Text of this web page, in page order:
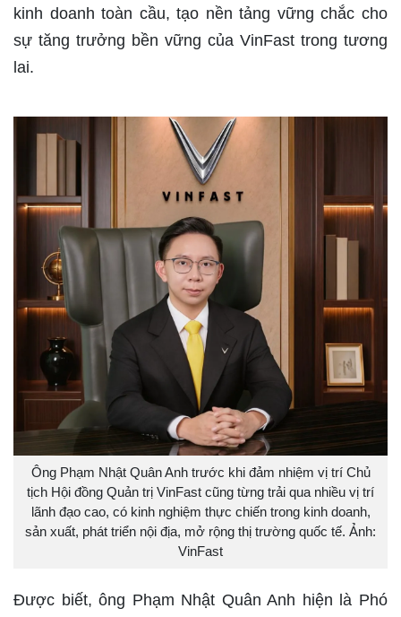
kinh doanh toàn cầu, tạo nền tảng vững chắc cho
sự tăng trưởng bền vững của VinFast trong tương
lai.
Ông Phạm Nhật Quân Anh trước khi đảm nhiệm vị trí Chủ
tịch Hội đồng Quản trị VinFast cũng từng trải qua nhiều vị trí
lãnh đạo cao, có kinh nghiệm thực chiến trong kinh doanh,
sản xuất, phát triển nội địa, mở rộng thị trường quốc tế. Ảnh:
VinFast
Được biết, ông Phạm Nhật Quân Anh hiện là Phó